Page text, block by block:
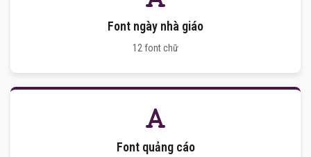
Font ngày nhà giáo
12 font chữ
Font quảng cáo